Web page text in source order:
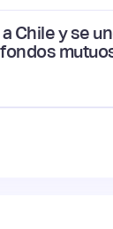
Chile y se